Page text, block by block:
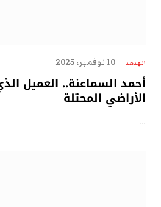
الهدهد 10 نوفمبر، 2025
أحمد السماعنة.. العميل
الأراضي المحتلة
…